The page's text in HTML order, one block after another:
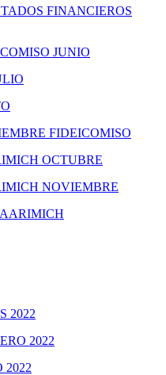
FINANCIEROS
JUNIO
FIDEICOMISO
OCTUBRE
NOVIEMBRE
2022
2022
2022